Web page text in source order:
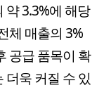
약 3.3%에 해당
체 매출의 3%
공급 품목이 확
더욱 커질 수 있